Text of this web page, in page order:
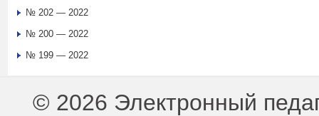
№ 202 — 2022
№ 200 — 2022
№ 199 — 2022
© 2026 Электронный